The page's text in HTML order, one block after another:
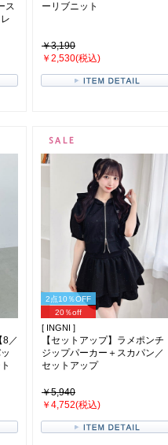
ス
ーリブニット
￥3,190
￥2,530(税込)
8／
2点10％OFF
20％off
[ INGNI ]
【セットアップ】ラメポンチ
ジップパーカー＋スカパン／
セットアップ
￥5,940
￥4,752(税込)